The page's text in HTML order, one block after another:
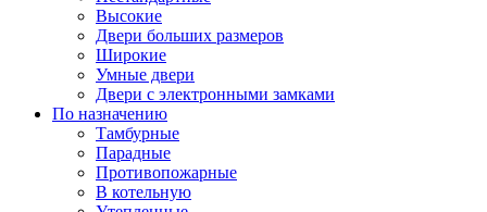
Высокие
Двери больших размеров
Широкие
Умные двери
Двери с электронными замками
По назначению
Тамбурные
Парадные
Противопожарные
В котельную